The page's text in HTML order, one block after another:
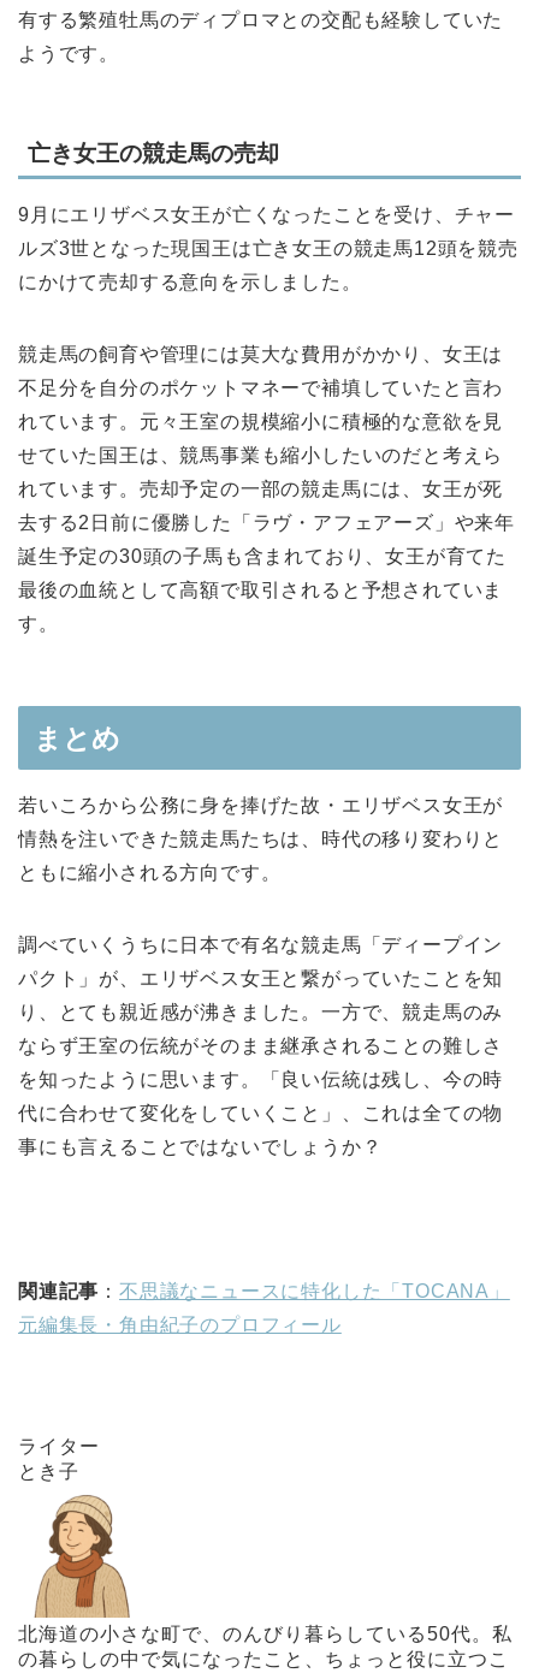
有する繁殖牡馬のディプロマとの交配も経験していた
ようです。
亡き女王の競走馬の売却
9月にエリザベス女王が亡くなったことを受け、チャー
ルズ3世となった現国王は亡き女王の競走馬12頭を競売
にかけて売却する意向を示しました。
競走馬の飼育や管理には莫大な費用がかかり、女王は
不足分を自分のポケットマネーで補填していたと言わ
れています。元々王室の規模縮小に積極的な意欲を見
せていた国王は、競馬事業も縮小したいのだと考えら
れています。売却予定の一部の競走馬には、女王が死
去する2日前に優勝した「ラヴ・アフェアーズ」や来年
誕生予定の30頭の子馬も含まれており、女王が育てた
最後の血統として高額で取引されると予想されていま
す。
まとめ
若いころから公務に身を捧げた故・エリザベス女王が
情熱を注いできた競走馬たちは、時代の移り変わりと
ともに縮小される方向です。
調べていくうちに日本で有名な競走馬「ディープイン
パクト」が、エリザベス女王と繋がっていたことを知
り、とても親近感が沸きました。一方で、競走馬のみ
ならず王室の伝統がそのまま継承されることの難しさ
を知ったように思います。「良い伝統は残し、今の時
代に合わせて変化をしていくこと」、これは全ての物
事にも言えることではないでしょうか？
関連記事 ：不思議なニュースに特化した「TOCANA」
元編集長・角由紀子のプロフィール
ライター
とき子
北海道の小さな町で、のんびり暮らしている50代。私
の暮らしの中で気になったこと、ちょっと役に立つこ